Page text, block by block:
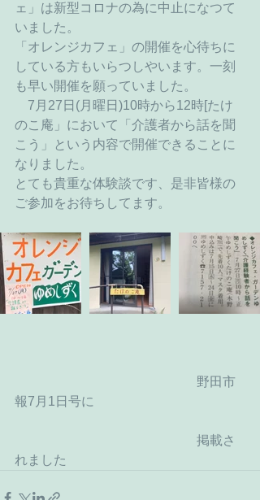
ェ」は新型コロナの為に中止になつて
いました。
「オレンジカフェ」の開催を心待ちに
している方もいらつしやいます。一刻
も早い開催を願っていました。
7月27日(月曜日)10時から12時[たけ
のこ庵」において「介護者から話を聞
こう」という内容で開催できることに
なりました。
とても貴重な体験談です、是非皆様の
ご参加をお待ちしてます。
野田市
報7月1日号に
掲載さ
れました